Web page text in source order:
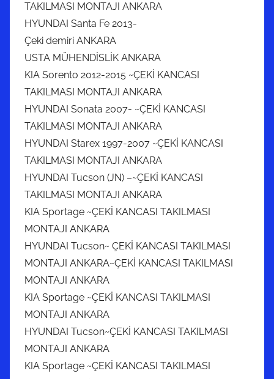
TAKILMASI MONTAJI ANKARA
HYUNDAI Santa Fe 2013-
Çeki demiri ANKARA
USTA MÜHENDİSLİK ANKARA
KIA Sorento 2012-2015 ~ÇEKİ KANCASI
TAKILMASI MONTAJI ANKARA
HYUNDAI Sonata 2007- ~ÇEKİ KANCASI
TAKILMASI MONTAJI ANKARA
HYUNDAI Starex 1997-2007 ~ÇEKİ KANCASI
TAKILMASI MONTAJI ANKARA
HYUNDAI Tucson (JN) –~ÇEKİ KANCASI
TAKILMASI MONTAJI ANKARA
KIA Sportage ~ÇEKİ KANCASI TAKILMASI
MONTAJI ANKARA
HYUNDAI Tucson~ ÇEKİ KANCASI TAKILMASI
MONTAJI ANKARA~ÇEKİ KANCASI TAKILMASI
MONTAJI ANKARA
KIA Sportage ~ÇEKİ KANCASI TAKILMASI
MONTAJI ANKARA
HYUNDAI Tucson~ÇEKİ KANCASI TAKILMASI
MONTAJI ANKARA
KIA Sportage ~ÇEKİ KANCASI TAKILMASI